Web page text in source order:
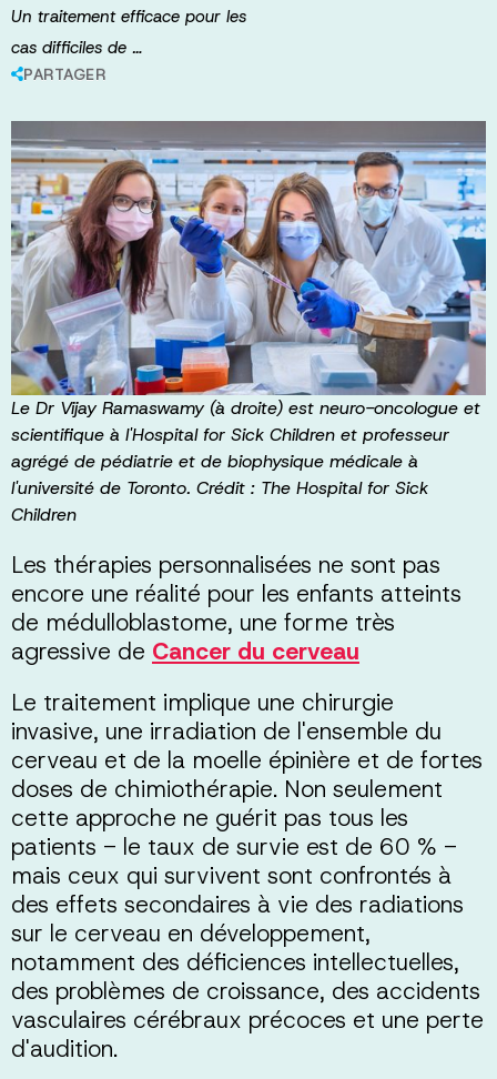
Un traitement efficace pour les
cas difficiles de …
PARTAGER
Le Dr Vijay Ramaswamy (à droite) est neuro-oncologue et
scientifique à l'Hospital for Sick Children et professeur
agrégé de pédiatrie et de biophysique médicale à
l'université de Toronto. Crédit : The Hospital for Sick
Children
Les thérapies personnalisées ne sont pas
encore une réalité pour les enfants atteints
de médulloblastome, une forme très
agressive de Cancer du cerveau
Le traitement implique une chirurgie
invasive, une irradiation de l'ensemble du
cerveau et de la moelle épinière et de fortes
doses de chimiothérapie. Non seulement
cette approche ne guérit pas tous les
patients - le taux de survie est de 60 % -
mais ceux qui survivent sont confrontés à
des effets secondaires à vie des radiations
sur le cerveau en développement,
notamment des déficiences intellectuelles,
des problèmes de croissance, des accidents
vasculaires cérébraux précoces et une perte
d'audition.